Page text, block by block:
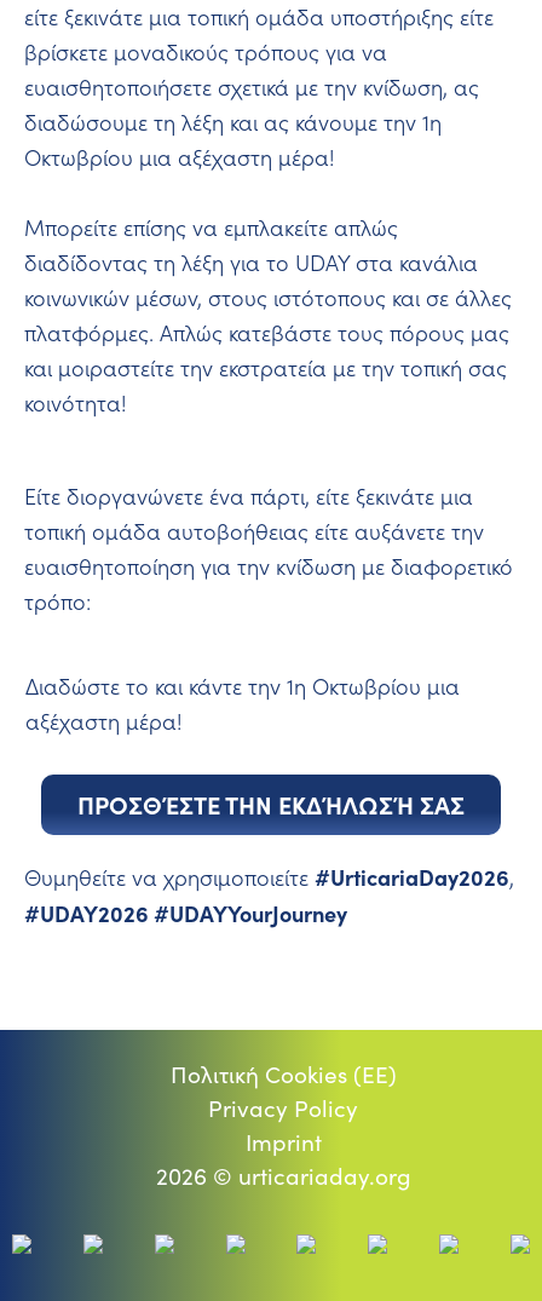
είτε ξεκινάτε μια τοπική ομάδα υποστήριξης είτε
βρίσκετε μοναδικούς τρόπους για να
ευαισθητοποιήσετε σχετικά με την κνίδωση, ας
διαδώσουμε τη λέξη και ας κάνουμε την 1η
Οκτωβρίου μια αξέχαστη μέρα!
Μπορείτε επίσης να εμπλακείτε απλώς
διαδίδοντας τη λέξη για το UDAY στα κανάλια
κοινωνικών μέσων, στους ιστότοπους και σε άλλες
πλατφόρμες. Απλώς κατεβάστε τους πόρους μας
και μοιραστείτε την εκστρατεία με την τοπική σας
κοινότητα!
Είτε διοργανώνετε ένα πάρτι, είτε ξεκινάτε μια
τοπική ομάδα αυτοβοήθειας είτε αυξάνετε την
ευαισθητοποίηση για την κνίδωση με διαφορετικό
τρόπο:
Διαδώστε το και κάντε την 1η Οκτωβρίου μια
αξέχαστη μέρα!
ΠΡΟΣΘΈΣΤΕ ΤΗΝ ΕΚΔΉΛΩΣΉ ΣΑΣ
Θυμηθείτε να χρησιμοποιείτε #UrticariaDay2026,
#UDAY2026 #UDAYYourJourney
Πολιτική Cookies (ΕΕ)
Privacy Policy
Imprint
2026 © urticariaday.org